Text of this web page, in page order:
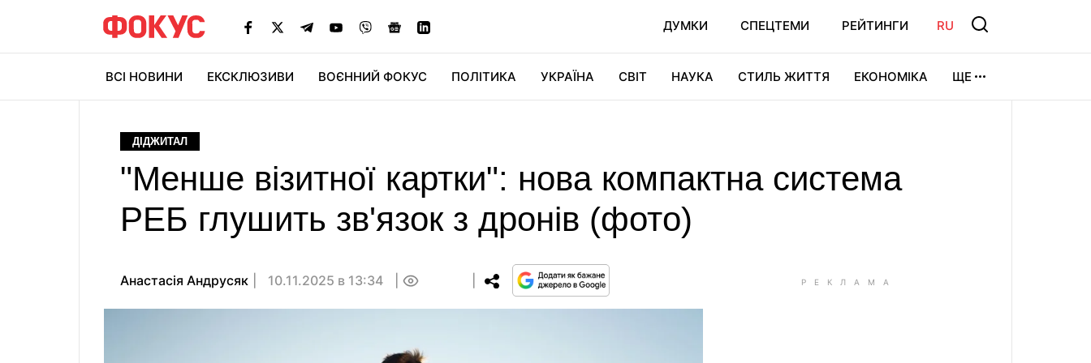
ДУМКИ СПЕЦТЕМИ РЕЙТИНГИ RU
ВСІ НОВИНИ ЕКСКЛЮЗИВИ ВОЄННИЙ ФОКУС ПОЛІТИКА УКРАЇНА СВІТ НАУКА СТИЛЬ ЖИТТЯ ЕКОНОМІКА ЩЕ
ДІДЖИТАЛ
"Менше візитної картки": нова компактна система
РЕБ глушить зв'язок з дронів (фото)
Анастасiя Андрусяк 10.11.2025 в 13:34